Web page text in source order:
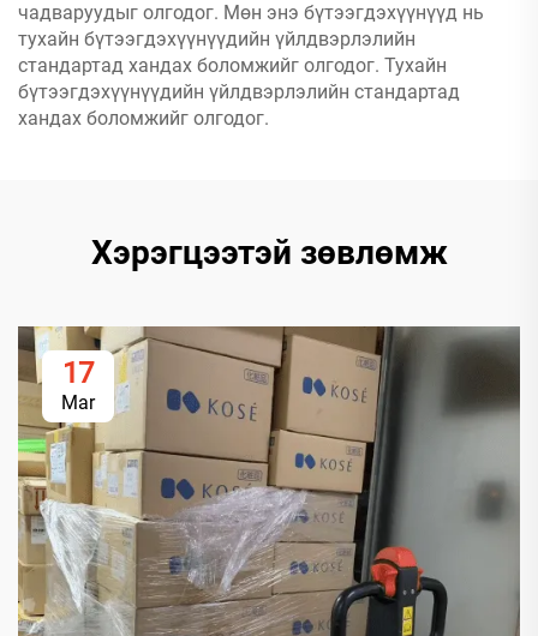
чадваруудыг олгодог. Мөн энэ бүтээгдэхүүнүүд нь
тухайн бүтээгдэхүүнүүдийн үйлдвэрлэлийн
стандартад хандах боломжийг олгодог. Тухайн
бүтээгдэхүүнүүдийн үйлдвэрлэлийн стандартад
хандах боломжийг олгодог.
Хэрэгцээтэй зөвлөмж
17
Mar